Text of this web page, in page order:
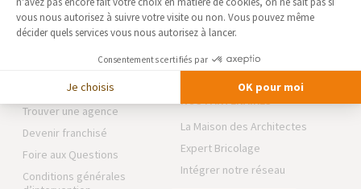
Qui sommes-nous
Notre charte qualité
Partenaires
Trouver une agence
Devenir franchisé
Foire aux Questions
Conditions générales
EXTENSION
TRAVAUX EXTÉRIEURS
NOS PARTENAIRES
La Maison des Architectes
Expert Bricolage
Intégrer notre réseau
vous nous autorisez à suivre votre visite ou non. Vous pouvez même
décider quels services vous nous autorisez à lancer.
Consentements certifiés par
Je choisis OK pour moi